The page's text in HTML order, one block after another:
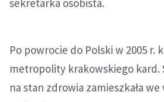
Po powrocie do Polski w 2005 r.
metropolity krakowskiego kard.
na stan zdrowia zamieszkała